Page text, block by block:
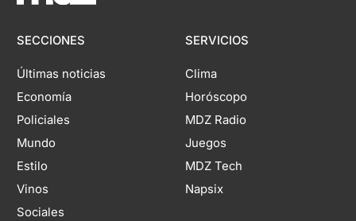
SECCIONES
Últimas noticias
Economía
Policiales
Mundo
Estilo
Vinos
Sociales
SERVICIOS
Clima
Horóscopo
MDZ Radio
Juegos
MDZ Tech
Napsix